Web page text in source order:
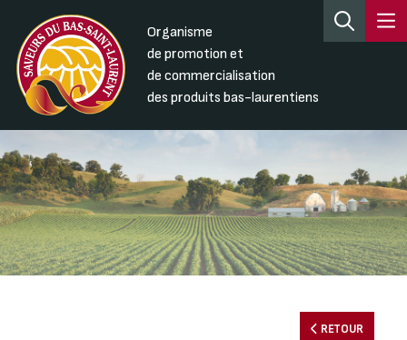
Organisme
de promotion et
de commercialisation
des produits bas-laurentiens
RETOUR